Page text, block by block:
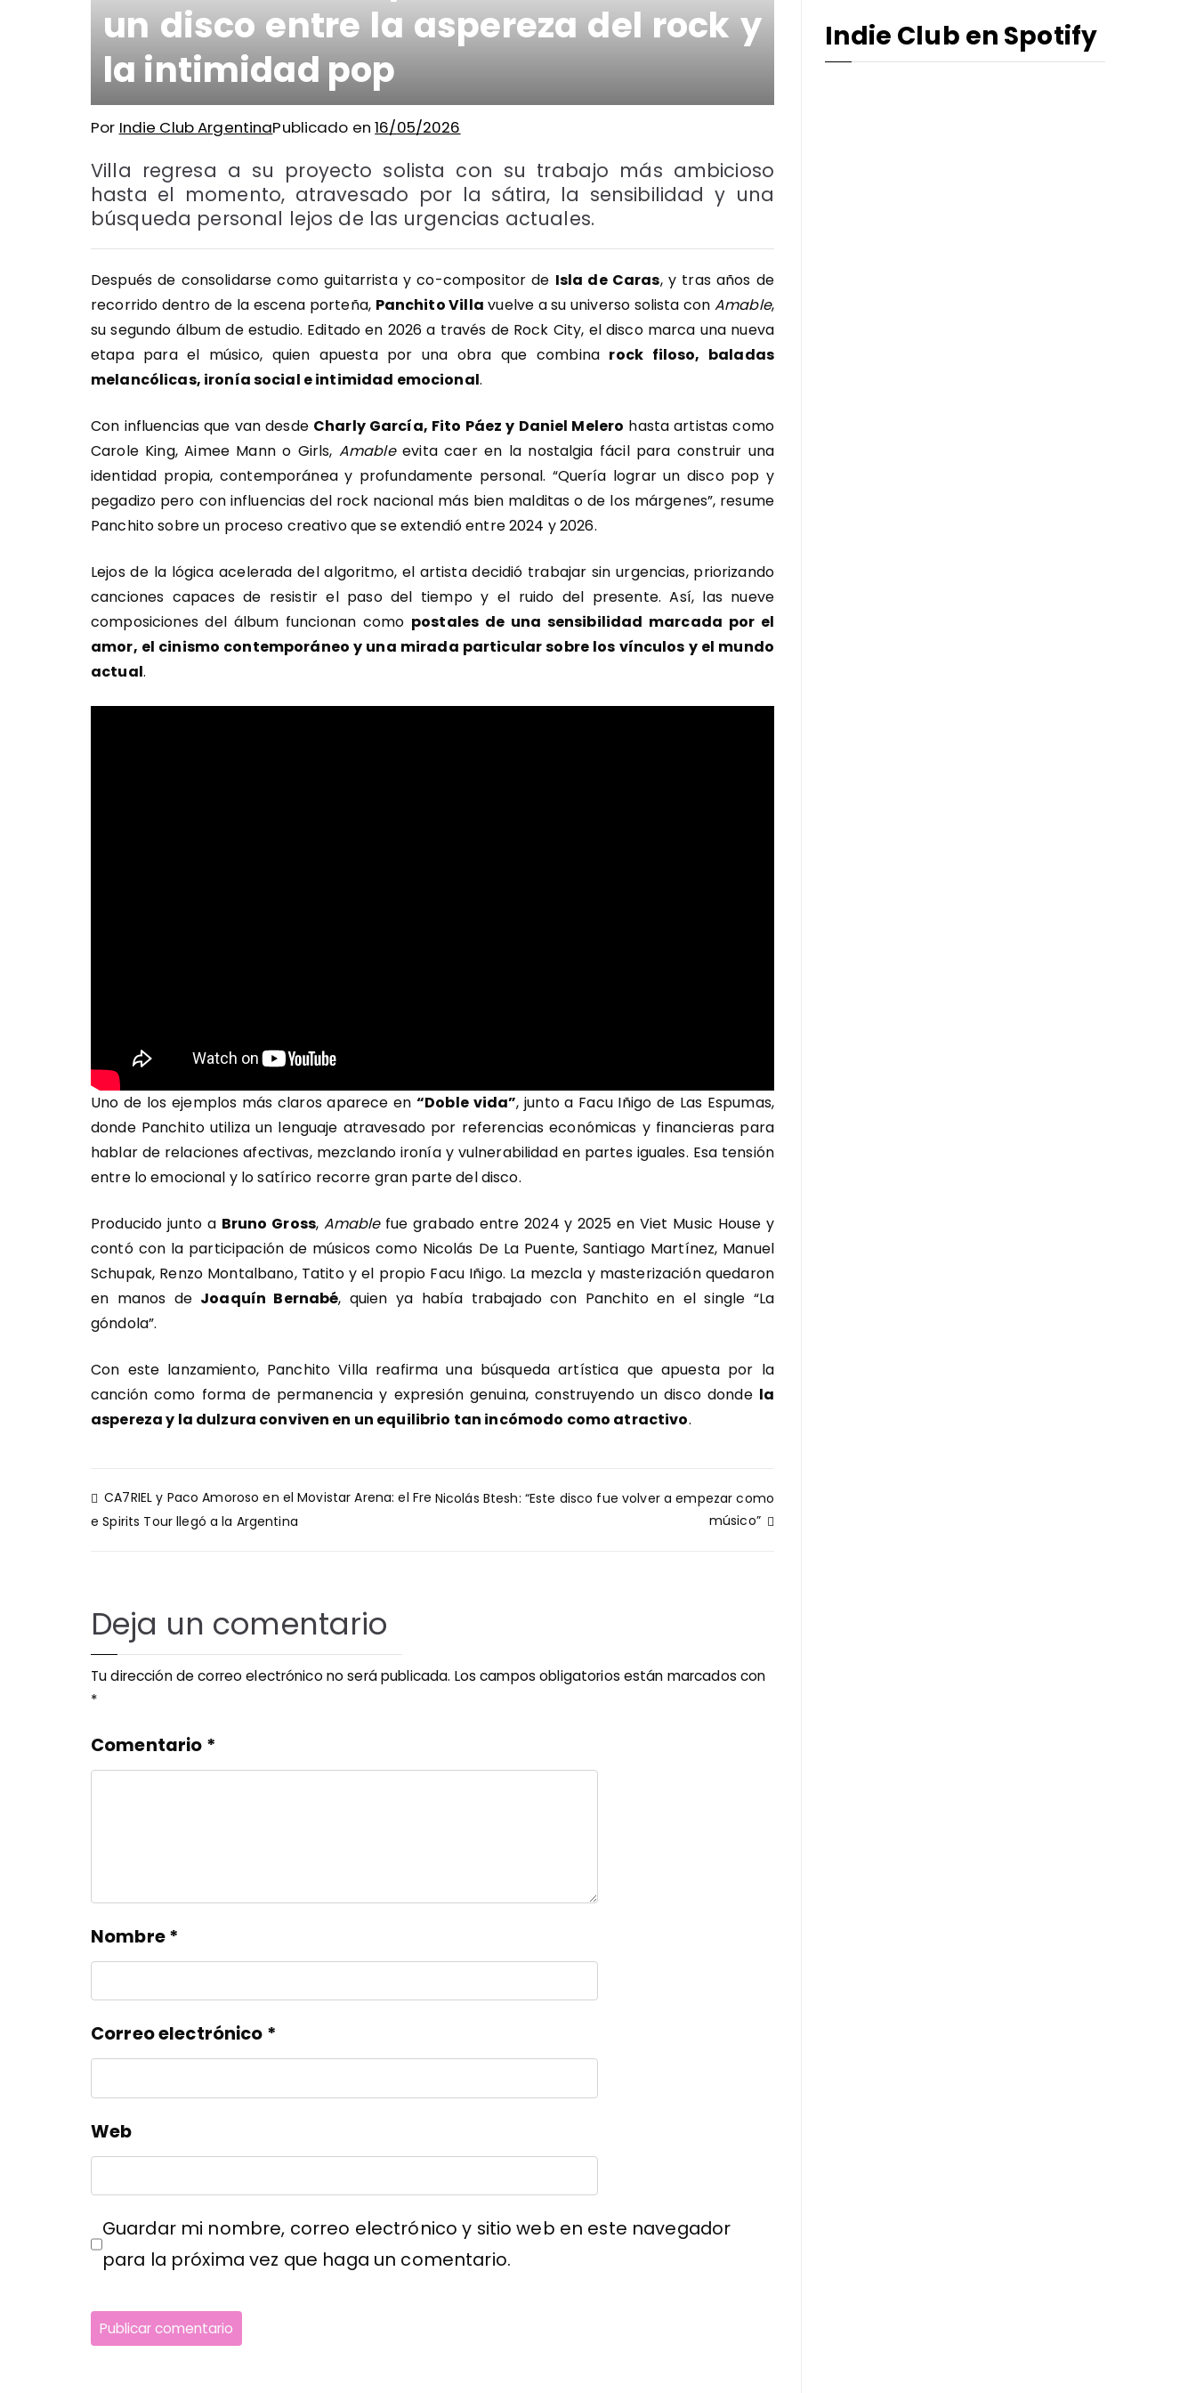
un disco entre la aspereza del rock y
la intimidad pop
Por Indie Club ArgentinaPublicado en16/05/2026
Villa regresa a su proyecto solista con su trabajo más ambicioso
hasta el momento, atravesado por la sátira, la sensibilidad y una
búsqueda personal lejos de las urgencias actuales.
Después de consolidarse como guitarrista y co-compositor de Isla de Caras, y tras años de
recorrido dentro de la escena porteña, Panchito Villa vuelve a su universo solista conAmable,
su segundo álbum de estudio. Editado en 2026 a través de Rock City, el disco marca una nueva
etapa para el músico, quien apuesta por una obra que combina rock filoso, baladas
melancólicas, ironía social e intimidad emocional.
Con influencias que van desde Charly García, Fito Páez y Daniel Melero hasta artistas como
Carole King, Aimee Mann o Girls, Amableevita caer en la nostalgia fácil para construir una
identidad propia, contemporánea y profundamente personal. “Quería lograr un disco pop y
pegadizo pero con influencias del rock nacional más bien malditas o de los márgenes”, resume
Panchito sobre un proceso creativo que se extendió entre 2024 y 2026.
Lejos de la lógica acelerada del algoritmo, el artista decidió trabajar sin urgencias, priorizando
canciones capaces de resistir el paso del tiempo y el ruido del presente. Así, las nueve
composiciones del álbum funcionan como postales de una sensibilidad marcada por el
amor, el cinismo contemporáneo y una mirada particular sobre los vínculos y el mundo
actual.
Uno de los ejemplos más claros aparece en“Doble vida”, junto a Facu Iñigo de Las Espumas,
donde Panchito utiliza un lenguaje atravesado por referencias económicas y financieras para
hablar de relaciones afectivas, mezclando ironía y vulnerabilidad en partes iguales. Esa tensión
entre lo emocional y lo satírico recorre gran parte del disco.
Producido junto a Bruno Gross, Amablefue grabado entre 2024 y 2025 en Viet Music House y
contó con la participación de músicos como Nicolás De La Puente, Santiago Martínez, Manuel
Schupak, Renzo Montalbano, Tatito y el propio Facu Iñigo. La mezcla y masterización quedaron
en manos de Joaquín Bernabé, quien ya había trabajado con Panchito en el single “La
góndola”.
Con este lanzamiento, Panchito Villa reafirma una búsqueda artística que apuesta por la
canción como forma de permanencia y expresión genuina, construyendo un disco donde la
aspereza y la dulzura conviven en un equilibrio tan incómodo como atractivo.
Navegación
de
CA7RIEL y Paco Amoroso en el Movistar Arena: el Fre
e Spirits Tour llegó a la Argentina
Nicolás Btesh: “Este disco fue volver a empezar como
músico”
Deja un comentario
Tu dirección de correo electrónico no será publicada. Los campos obligatorios están marcados con
*
Comentario *
Nombre*
Correo electrónico *
Web
Guardar mi nombre, correo electrónico y sitio web en este navegador
para la próxima vez que haga un comentario.
Indie Club en Spotify